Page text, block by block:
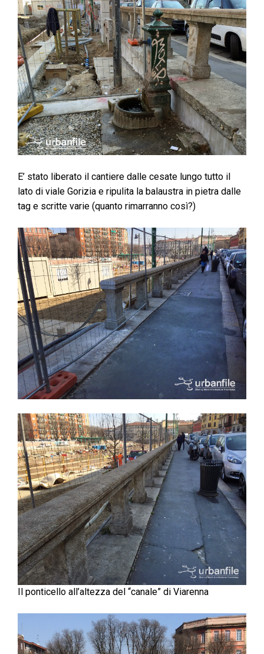
E’ stato liberato il cantiere dalle cesate lungo tutto il
lato di viale Gorizia e ripulita la balaustra in pietra dalle
tag e scritte varie (quanto rimarranno così?)
Il ponticello all’altezza del “canale” di Viarenna